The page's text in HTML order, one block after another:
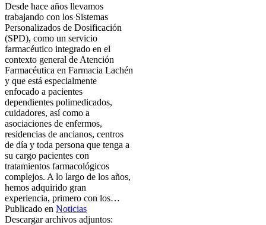
Desde hace años llevamos
trabajando con los Sistemas
Personalizados de Dosificación
(SPD), como un servicio
farmacéutico integrado en el
contexto general de Atención
Farmacéutica en Farmacia Lachén
y que está especialmente
enfocado a pacientes
dependientes polimedicados,
cuidadores, así como a
asociaciones de enfermos,
residencias de ancianos, centros
de día y toda persona que tenga a
su cargo pacientes con
tratamientos farmacológicos
complejos. A lo largo de los años,
hemos adquirido gran
experiencia, primero con los…
Publicado en Noticias
Descargar archivos adjuntos: